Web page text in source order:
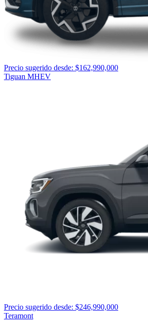
Precio sugerido desde: $162,990,000
Tiguan MHEV
Precio sugerido desde: $246,990,000
Teramont